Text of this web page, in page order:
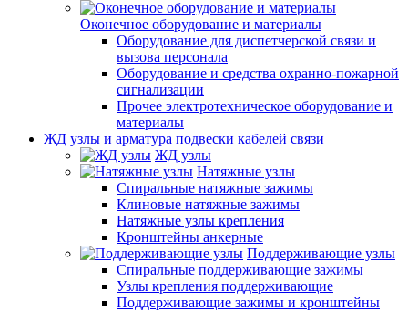
Оконечное оборудование и материалы
Оборудование для диспетчерской связи и
вызова персонала
Оборудование и средства охранно-пожарной
сигнализации
Прочее электротехническое оборудование и
материалы
ЖД узлы и арматура подвески кабелей связи
ЖД узлы
Натяжные узлы
Спиральные натяжные зажимы
Клиновые натяжные зажимы
Натяжные узлы крепления
Кронштейны анкерные
Поддерживающие узлы
Спиральные поддерживающие зажимы
Узлы крепления поддерживающие
Поддерживающие зажимы и кронштейны